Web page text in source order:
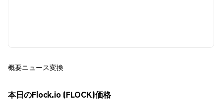
概要ニュース変換
本日のFlock.io (FLOCK)価格